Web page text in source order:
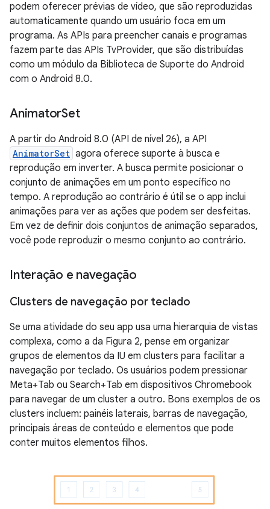
podem oferecer prévias de vídeo, que são reproduzidas
automaticamente quando um usuário foca em um
programa. As APIs para preencher canais e programas
fazem parte das APIs TvProvider, que são distribuídas
como um módulo da Biblioteca de Suporte do Android
com o Android 8.0.
AnimatorSet
A partir do Android 8.0 (API de nível 26), a API
AnimatorSet agora oferece suporte à busca e
reprodução em inverter. A busca permite posicionar o
conjunto de animações em um ponto específico no
tempo. A reprodução ao contrário é útil se o app inclui
animações para ver as ações que podem ser desfeitas.
Em vez de definir dois conjuntos de animação separados,
você pode reproduzir o mesmo conjunto ao contrário.
Interação e navegação
Clusters de navegação por teclado
Se uma atividade do seu app usa uma hierarquia de vistas
complexa, como a da Figura 2, pense em organizar
grupos de elementos da IU em clusters para facilitar a
navegação por teclado. Os usuários podem pressionar
Meta+Tab ou Search+Tab em dispositivos Chromebook
para navegar de um cluster a outro. Bons exemplos de os
clusters incluem: painéis laterais, barras de navegação,
principais áreas de conteúdo e elementos que pode
conter muitos elementos filhos.